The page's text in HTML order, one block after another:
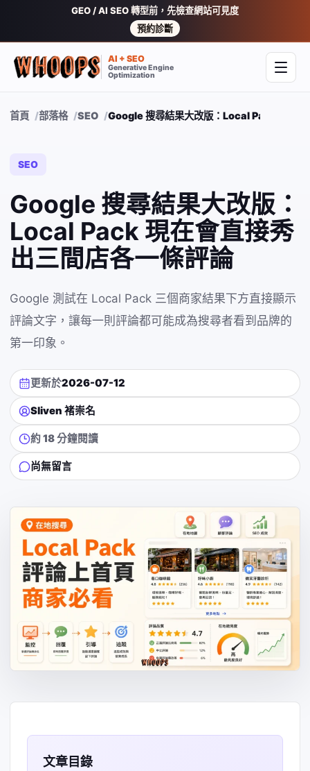
GEO / AI SEO 轉型前，先檢查網站可見度
預約診斷
AI + SEO
Generative Engine
Optimization
開啟
首頁 部落格 SEO Google 搜尋結果大改版：Local Pack 現在會
SEO
Google 搜尋結果大改版：
Local Pack 現在會直接秀
出三間店各一條評論
Google 測試在 Local Pack 三個商家結果下方直接顯示
評論文字，讓每一則評論都可能成為搜尋者看到品牌的
第一印象。
更新於2026-07-12
Sliven 褚崇名
約 18 分鐘閱讀
尚無留言
文章目錄